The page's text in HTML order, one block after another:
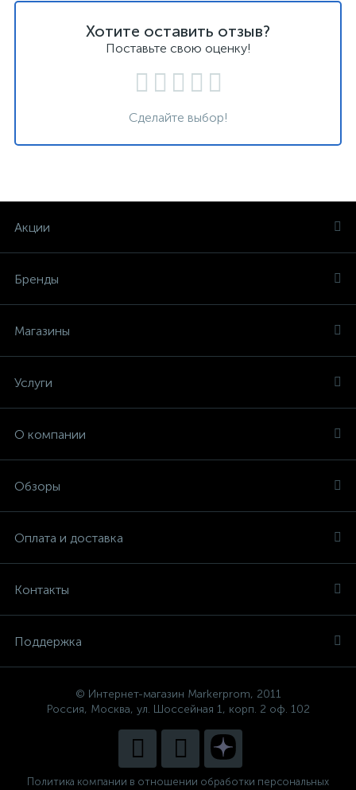
Хотите оставить отзыв?
Поставьте свою оценку!
Сделайте выбор!
Акции
Бренды
Магазины
Услуги
О компании
Обзоры
Оплата и доставка
Контакты
Поддержка
© Интернет-магазин Markerprom, 2011
Россия, Москва, ул. Шоссейная 1, корп. 2 оф. 102
Политика компании в отношении обработки персональных